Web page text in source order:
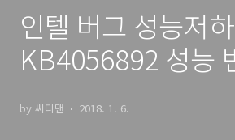
인텔 버그 성능저
KB4056892 성능
by 씨디맨 2018. 1. 6.